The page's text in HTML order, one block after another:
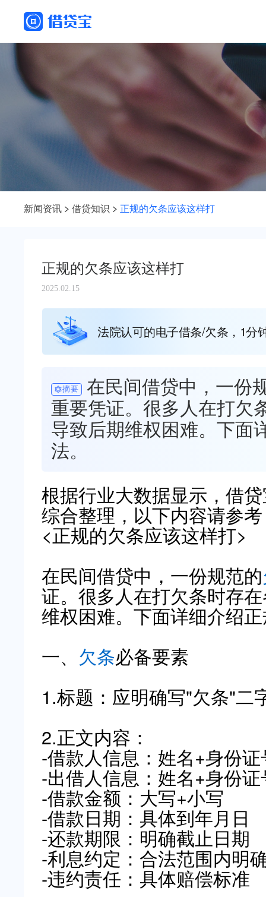
新闻资讯 借贷知识 正规的欠条应该这样打
正规的欠条应该这样打
2025.02.15
法院认可的电子借条/欠条，1分
摘要
在民间借贷中，一份
重要凭证。很多人在打欠
导致后期维权困难。下面
法。
根据行业大数据显示，借
综合整理，以下内容请参
<正规的欠条应该这样打>
在民间借贷中，一份规范的
证。很多人在打欠条时存
维权困难。下面详细介绍
一、 欠条必备要素
1.标题：应明确写"欠条"二
2.正文内容：
-借款人信息：姓名+身份
-出借人信息：姓名+身份证
-借款金额：大写+小写
-借款日期：具体到年月日
-还款期限：明确截止日期
-利息约定：合法范围内明
-违约责任：具体赔偿标准